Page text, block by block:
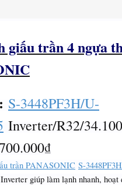
giấu trần 4 ngựa
S-3448PF3H/U-
Inverter/R32/
trần PANASONIC S-
giúp làm lạnh nhanh,